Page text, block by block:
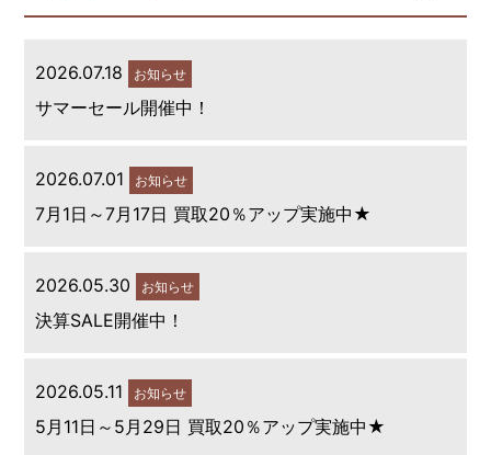
2026.07.18 お知らせ
サマーセール開催中！
2026.07.01 お知らせ
7月1日～7月17日 買取20％アップ実施中★
2026.05.30 お知らせ
決算SALE開催中！
2026.05.11 お知らせ
5月11日～5月29日 買取20％アップ実施中★